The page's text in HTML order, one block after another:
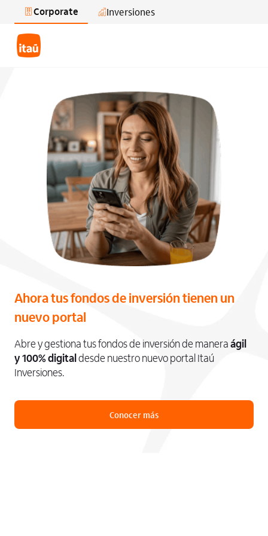
Saltar al contenido principal
Corporate Inversiones
Ahora tus fondos de inversión tienen un
nuevo portal
Abre y gestiona tus fondos de inversión de manera ágil
y 100% digitaldesde nuestro nuevo portal Itaú
Inversiones.
Conocer más